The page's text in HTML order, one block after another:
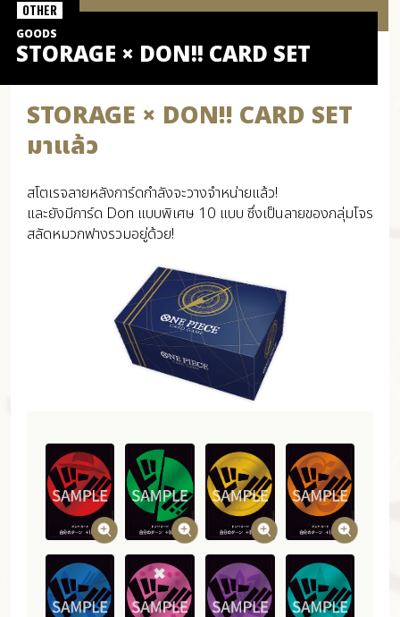
GOODS
STORAGE × DON!! CARD SET
OTHER
STORAGE × DON!! CARD SET
มาแล้ว
สโตเรจลายหลังการ์ดกำลังจะวางจำหน่ายแล้ว!
และยังมีการ์ด Don แบบพิเศษ 10 แบบ ซึ่งเป็นลายของกลุ่มโจร
สลัดหมวกฟางรวมอยู่ด้วย!